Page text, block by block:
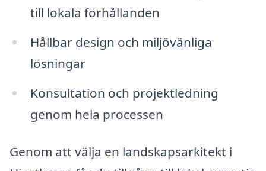
till lokala förhållanden
Hållbar design och miljövänliga
lösningar
Konsultation och projektledning
genom hela processen
Genom att välja en landskapsarkitekt i